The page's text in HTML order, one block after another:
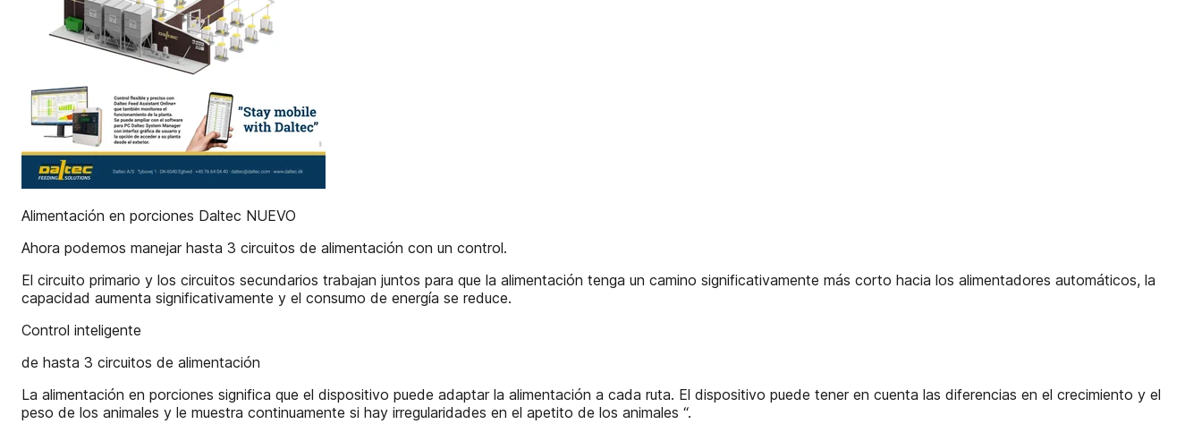
Alimentación en porciones Daltec NUEVO
Ahora podemos manejar hasta 3 circuitos de alimentación con un control.
El circuito primario y los circuitos secundarios trabajan juntos para que la alimentación tenga un camino significativamente más corto hacia los alimentadores automáticos, la
capacidad aumenta significativamente y el consumo de energía se reduce.
Control inteligente
de hasta 3 circuitos de alimentación
La alimentación en porciones significa que el dispositivo puede adaptar la alimentación a cada ruta. El dispositivo puede tener en cuenta las diferencias en el crecimiento y el
peso de los animales y le muestra continuamente si hay irregularidades en el apetito de los animales “.